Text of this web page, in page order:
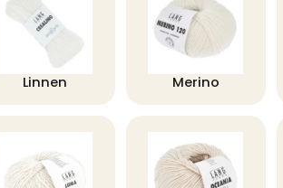
Linnen Merino